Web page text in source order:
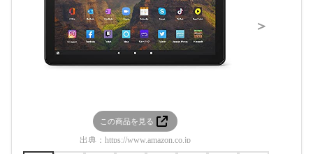
この商品を見る
出典： https://www.amazon.co.jp
＞